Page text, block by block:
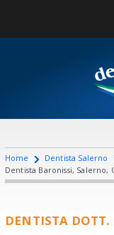
Home Dentista Salerno
Dentista Baronissi, Salerno,
DENTISTA DOTT.